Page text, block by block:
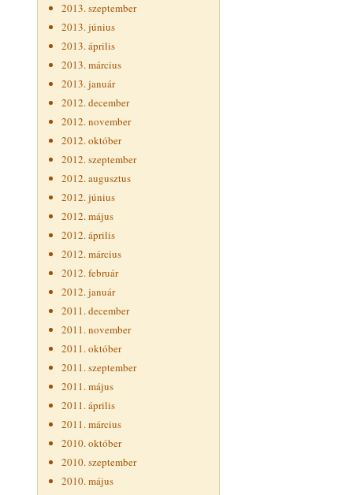
2013. szeptember
2013. június
2013. április
2013. március
2013. január
2012. december
2012. november
2012. október
2012. szeptember
2012. augusztus
2012. június
2012. május
2012. április
2012. március
2012. február
2012. január
2011. december
2011. november
2011. október
2011. szeptember
2011. május
2011. április
2011. március
2010. október
2010. szeptember
2010. május